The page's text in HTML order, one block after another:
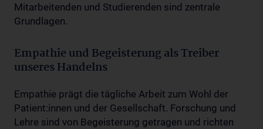
Mitarbeitenden und Studierenden sind zentrale
Grundlagen.
Empathie und Begeisterung als Treiber
unseres Handelns
Empathie prägt die tägliche Arbeit zum Wohl der
Patient:innen und der Gesellschaft. Forschung und
Lehre sind von Begeisterung getragen und richten